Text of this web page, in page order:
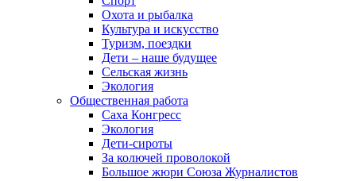
Охота и рыбалка
Культура и искусство
Туризм, поездки
Дети – наше будущее
Сельская жизнь
Экология
Общественная работа
Саха Конгресс
Экология
Дети-сироты
За колючей проволокой
Большое жюри Союза Журналистов